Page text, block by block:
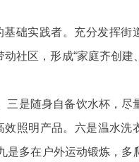
础实践者。充分发挥街
社区，形成“家庭齐创建
是随身自备饮水杯，尽
照明产品。六是温水洗
多在户外运动锻炼，多